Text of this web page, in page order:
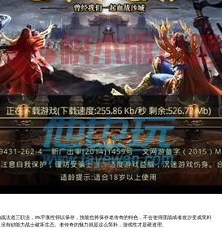
法道三职业，PK平衡性得以保存，技能也将保存老传奇的特色，不会使得团战或者攻沙变成简朴
有钞能力战士破坏生态。老传奇的魅力就是这么简朴，游戏性才是硬道理。